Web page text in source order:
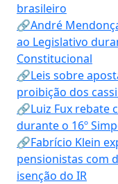
brasileiro
🔗André
ao Legislativo
Constitucional
🔗Leis sobre
proibição dos
🔗Luiz Fux rebate
durante o 16º
🔗Fabrício Klein
pensionistas com
isenção do IR